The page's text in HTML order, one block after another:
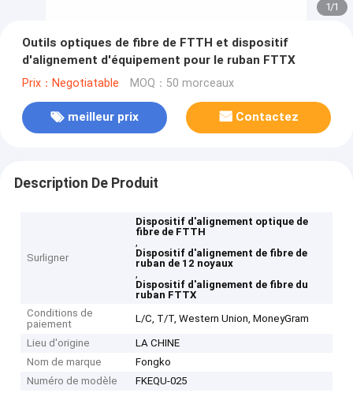
1/1
Outils optiques de fibre de FTTH et dispositif
d'alignement d'équipement pour le ruban FTTX
Prix：Negotiatable MOQ：50 morceaux
meilleur prix Contactez
Description De Produit
Surligner
Dispositif d'alignement optique de
fibre de FTTH
,
Dispositif d'alignement de fibre de
ruban de 12 noyaux
,
Dispositif d'alignement de fibre du
ruban FTTX
Conditions de
paiement
L/C, T/T, Western Union, MoneyGram
Lieu d'origine
LA CHINE
Nom de marque
Fongko
Numéro de modèle
FKEQU-025